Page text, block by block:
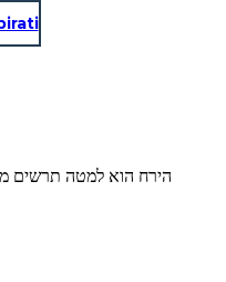
הירח הוא למטה תרשים